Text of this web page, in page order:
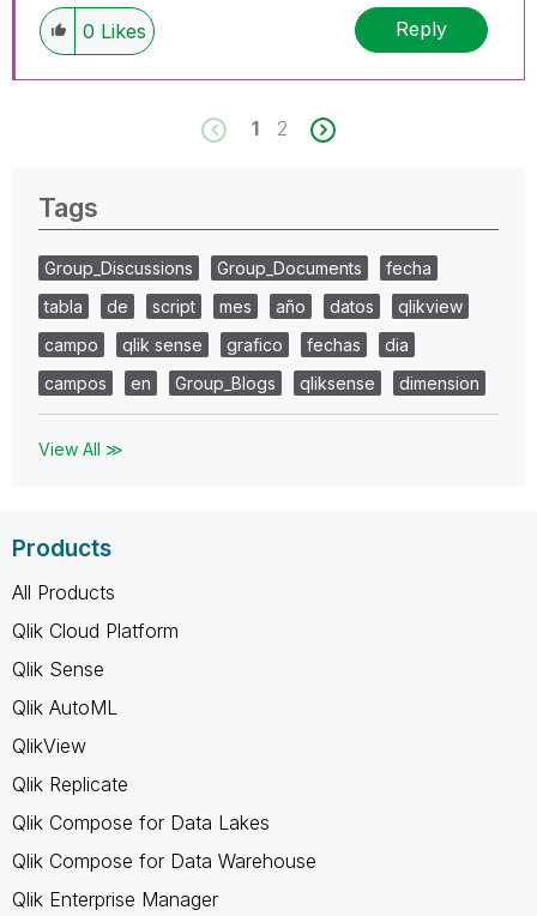
0 Likes Reply
1 2
Tags
Group_Discussions Group_Documents
fecha
tabla
de script mes año datos
qlikview
campo
qlik sense grafico fechas
dia
campos
en Group_Blogs qliksense dimension
View All ≫
Products
All Products
Qlik Cloud Platform
Qlik Sense
Qlik AutoML
QlikView
Qlik Replicate
Qlik Compose for Data Lakes
Qlik Compose for Data Warehouse
Qlik Enterprise Manager